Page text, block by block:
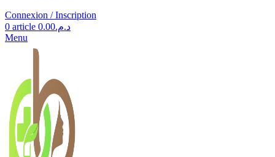
Connexion / Inscription
0 article د.م.0.00
Menu